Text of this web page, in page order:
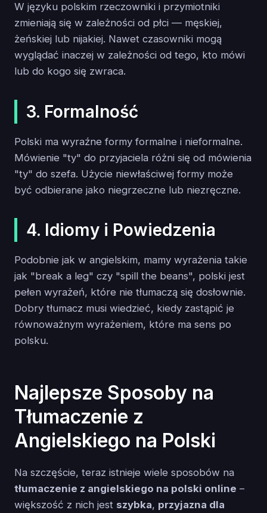
W języku polskim rzeczowniki i przymiotniki
zmieniają się w zależności od płci — męskiej,
żeńskiej lub nijakiej. Nawet czasowniki mogą
wyglądać inaczej w zależności od tego, kto mówi
lub do kogo się zwraca.
3. Formalność
Polski ma wyraźne formy formalne i nieformalne.
Mówienie "ty" do przyjaciela różni się od mówienia
"ty" do szefa. Użycie niewłaściwej formy może
być odbierane jako niegrzeczne lub niezręczne.
4. Idiomy i Powiedzenia
Podobnie jak w angielskim, mamy wyrażenia takie
jak "break a leg" czy "spill the beans", polski jest
pełen wyrażeń, które nie tłumaczą się dosłownie.
Dobry tłumacz musi wiedzieć, kiedy zastąpić je
równoważnym wyrażeniem, które ma sens po
polsku.
Najlepsze Sposoby na
Tłumaczenie z
Angielskiego na Polski
Na szczęście, teraz istnieje wiele sposobów na
tłumaczenie z angielskiego na polski online –
większość z nich jest szybka, przyjazna dla